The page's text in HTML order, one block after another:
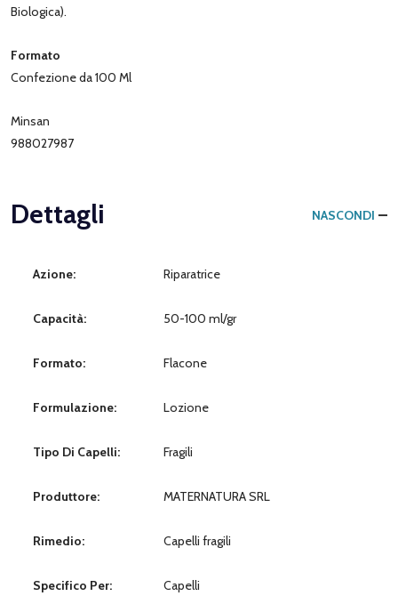
Biologica).
Formato
Confezione da 100 Ml
Minsan
988027987
Dettagli NASCONDI
Azione: Riparatrice
Capacità: 50-100 ml/gr
Formato: Flacone
Formulazione: Lozione
Tipo Di Capelli: Fragili
Produttore: MATERNATURA SRL
Rimedio: Capelli fragili
Specifico Per: Capelli